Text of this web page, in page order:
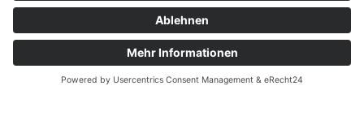
Biedermeiermöbel
Design
Empire und Klassizismus